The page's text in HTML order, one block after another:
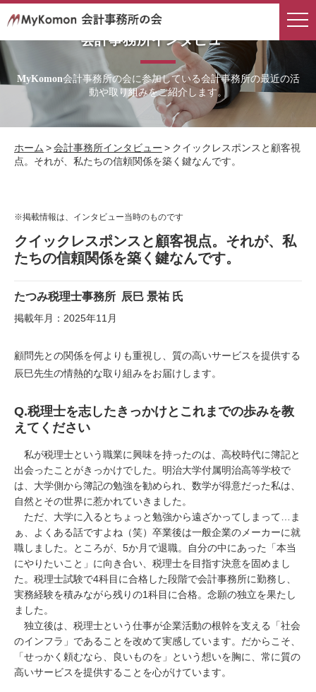
会計事務所インタビュー
MyKomon会計事務所の会に参加している会計事務所の最近の活
動や取り組みをご紹介します。
ホーム >会計事務所インタビュー > クイックレスポンスと顧客視
点。それが、私たちの信頼関係を築く鍵なんです。
※掲載情報は、インタビュー当時のものです
クイックレスポンスと顧客視点。それが、私
たちの信頼関係を築く鍵なんです。
たつみ税理士事務所 辰巳 景祐 氏
掲載年月：2025年11月
顧問先との関係を何よりも重視し、質の高いサービスを提供する
辰巳先生の情熱的な取り組みをお届けします。
Q.税理士を志したきっかけとこれまでの歩みを教
えてください
私が税理士という職業に興味を持ったのは、高校時代に簿記と
出会ったことがきっかけでした。明治大学付属明治高等学校で
は、大学側から簿記の勉強を勧められ、数学が得意だった私は、
自然とその世界に惹かれていきました。
ただ、大学に入るとちょっと勉強から遠ざかってしまって…ま
ぁ、よくある話ですよね（笑）卒業後は一般企業のメーカーに就
職しました。ところが、 5か月で退職。自分の中にあった「本当
にやりたいこと」に向き合い、税理士を目指す決意を固めまし
た。税理士試験で4科目に合格した段階で会計事務所に勤務し、
実務経験を積みながら残りの1科目に合格。念願の独立を果たし
ました。
独立後は、税理士という仕事が企業活動の根幹を支える「社会
のインフラ」であることを改めて実感しています。だからこそ、
「せっかく頼むなら、良いものを」という想いを胸に、常に質の
高いサービスを提供することを心がけています。